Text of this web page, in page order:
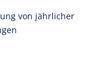
von jährlicher